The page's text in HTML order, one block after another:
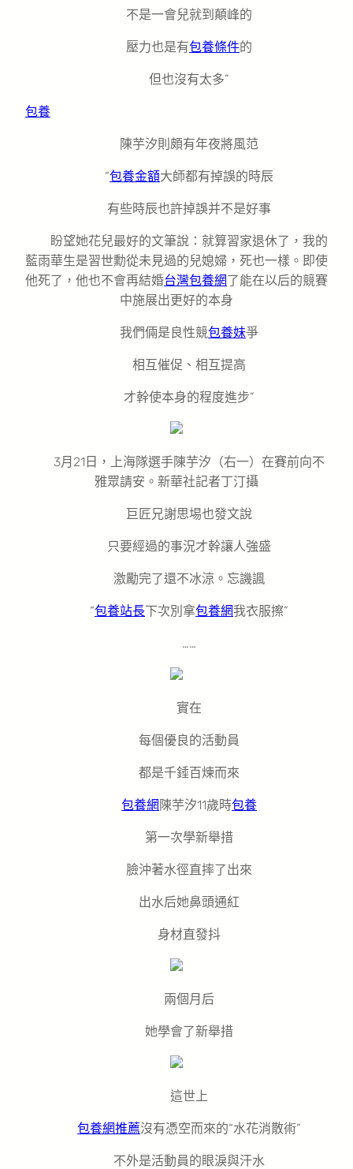
不是一會兒就到顛峰的
壓力也是有包養條件的
但也沒有太多”
包養
陳芋汐則頗有年夜將風范
“包養金額大師都有掉誤的時辰
有些時辰也許掉誤并不是好事
盼望她花兒最好的文筆說：就算習家退休了，我的
藍雨華生是習世勳從未見過的兒媳婦，死也一樣。即使
他死了，他也不會再結婚台灣包養網了能在以后的競賽
中施展出更好的本身
我們倆是良性競包養妹爭
相互催促、相互提高
才幹使本身的程度進步”
3月21日，上海隊選手陳芋汐（右一）在賽前向不
雅眾請安。新華社記者丁汀攝
巨匠兄謝思埸也發文說
只要經過的事況才幹讓人強盛
激勵完了還不冰涼。忘譏諷
“包養站長下次別拿包養網我衣服擦”
……
實在
每個優良的活動員
都是千錘百煉而來
包養網 陳芋汐11歲時包養
第一次學新舉措
臉沖著水徑直摔了出來
出水后她鼻頭通紅
身材直發抖
兩個月后
她學會了新舉措
這世上
包養網推薦沒有憑空而來的“水花消散術”
不外是活動員的眼淚與汗水